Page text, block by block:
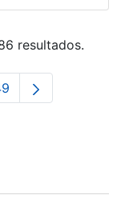
resultados.
intermedias Use
Página